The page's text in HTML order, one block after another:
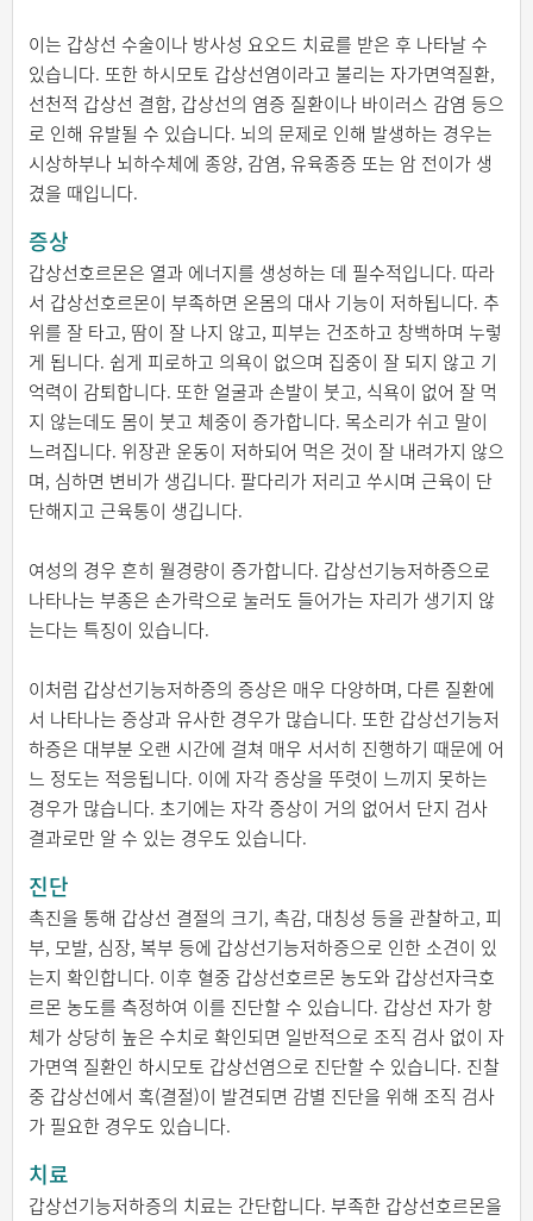
이는 갑상선 수술이나 방사성 요오드 치료를 받은 후 나타날 수
있습니다. 또한 하시모토 갑상선염이라고 불리는 자가면역질환,
선천적 갑상선 결함, 갑상선의 염증 질환이나 바이러스 감염 등으
로 인해 유발될 수 있습니다. 뇌의 문제로 인해 발생하는 경우는
시상하부나 뇌하수체에 종양, 감염, 유육종증 또는 암 전이가 생
겼을 때입니다.
증상
갑상선호르몬은 열과 에너지를 생성하는 데 필수적입니다. 따라
서 갑상선호르몬이 부족하면 온몸의 대사 기능이 저하됩니다. 추
위를 잘 타고, 땀이 잘 나지 않고, 피부는 건조하고 창백하며 누렇
게 됩니다. 쉽게 피로하고 의욕이 없으며 집중이 잘 되지 않고 기
억력이 감퇴합니다. 또한 얼굴과 손발이 붓고, 식욕이 없어 잘 먹
지 않는데도 몸이 붓고 체중이 증가합니다. 목소리가 쉬고 말이
느려집니다. 위장관 운동이 저하되어 먹은 것이 잘 내려가지 않으
며, 심하면 변비가 생깁니다. 팔다리가 저리고 쑤시며 근육이 단
단해지고 근육통이 생깁니다.
여성의 경우 흔히 월경량이 증가합니다. 갑상선기능저하증으로
나타나는 부종은 손가락으로 눌러도 들어가는 자리가 생기지 않
는다는 특징이 있습니다.
이처럼 갑상선기능저하증의 증상은 매우 다양하며, 다른 질환에
서 나타나는 증상과 유사한 경우가 많습니다. 또한 갑상선기능저
하증은 대부분 오랜 시간에 걸쳐 매우 서서히 진행하기 때문에 어
느 정도는 적응됩니다. 이에 자각 증상을 뚜렷이 느끼지 못하는
경우가 많습니다. 초기에는 자각 증상이 거의 없어서 단지 검사
결과로만 알 수 있는 경우도 있습니다.
진단
촉진을 통해 갑상선 결절의 크기, 촉감, 대칭성 등을 관찰하고, 피
부, 모발, 심장, 복부 등에 갑상선기능저하증으로 인한 소견이 있
는지 확인합니다. 이후 혈중 갑상선호르몬 농도와 갑상선자극호
르몬 농도를 측정하여 이를 진단할 수 있습니다. 갑상선 자가 항
체가 상당히 높은 수치로 확인되면 일반적으로 조직 검사 없이 자
가면역 질환인 하시모토 갑상선염으로 진단할 수 있습니다. 진찰
중 갑상선에서 혹(결절)이 발견되면 감별 진단을 위해 조직 검사
가 필요한 경우도 있습니다.
치료
갑상선기능저하증의 치료는 간단합니다. 부족한 갑상선호르몬을